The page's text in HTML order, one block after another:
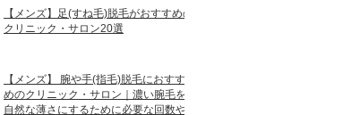
【メンズ】足(すね毛)脱毛がおすすめの
クリニック・サロン20選
【メンズ】 腕や手(指毛)脱毛におすす
めのクリニック・サロン｜濃い腕毛を
自然な薄さにするために必要な回数や